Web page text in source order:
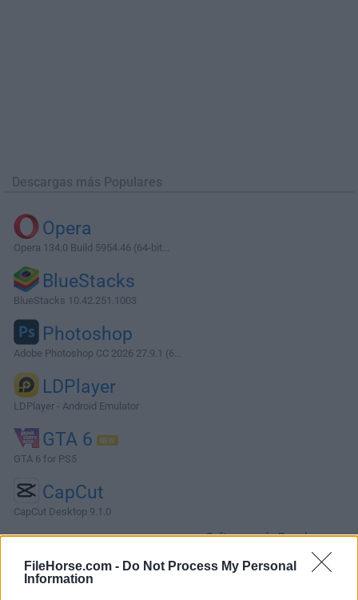
FileHorse.com - Do Not Process My Personal
Information
Descargas más Populares
Opera
Opera 134.0 Build 5954.46 (64-bit...
BlueStacks
BlueStacks 10.42.251.1003
Photoshop
Adobe Photoshop CC 2026 27.9.1 (6...
LDPlayer
LDPlayer - Android Emulator
GTA 6
GTA 6 for PS5
CapCut
CapCut Desktop 9.1.0
Software más Populares »
Acerca de O&O ShutUp10